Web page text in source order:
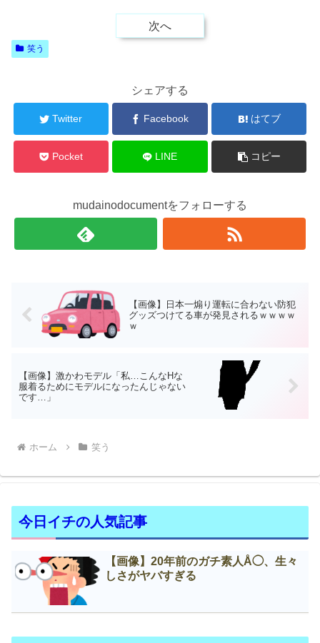
次へ
笑う
シェアする
Twitter Facebook はてブ
Pocket LINE コピー
mudainodocumentをフォローする
【画像】日本一煽り運転に合わない防犯
グッズつけてる車が発見されるｗｗｗｗ
ｗ
【画像】激かわモデル「私…こんなНな
服着るためにモデルになったんじゃない
です…」
ホーム 笑う
今日イチの人気記事
【画像】20年前のガチ素人Å◯、生々
しさがヤバすぎる